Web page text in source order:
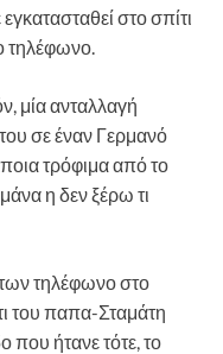
στο σπίτι
τηλέφωνο.
μία ανταλλαγή
σε έναν Γερμανό
τρόφιμα από το
η δεν ξέρω τι
τηλέφωνο στο
του παπα-Σταμάτη
που ήτανε τότε, το